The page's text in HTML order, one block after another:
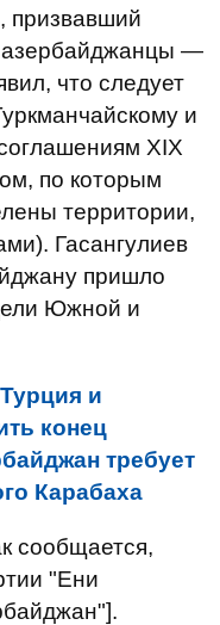
призвавший
азербайджанцы —
что следует
и
XIX
по которым
территории,
Гасангулиев
пришло
Южной и
Турция и
конец
требует
Карабаха
сообщается,
"Ени